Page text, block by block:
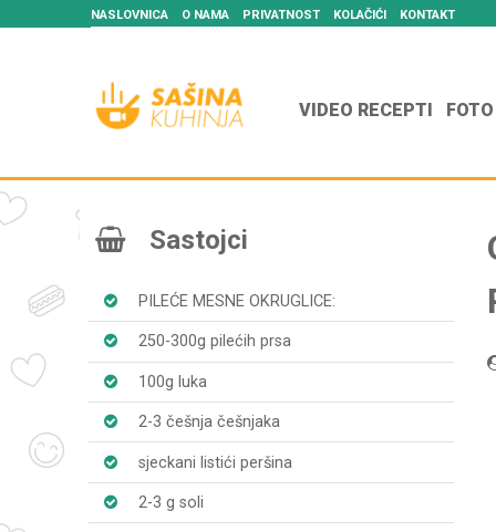
NASLOVNICA O NAMA PRIVATNOST KOLAČIĆI KONTAKT
VIDEO RECEPTI
Sastojci
PILEĆE MESNE OKRUGLICE:
250-300g pilećih prsa
100g luka
2-3 češnja češnjaka
sjeckani listići peršina
2-3 g soli